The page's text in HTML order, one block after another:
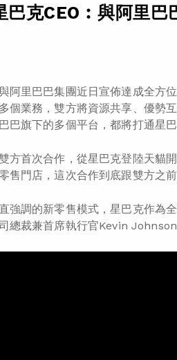
巴克CEO︰與阿里
阿里巴巴集團近日宣佈達成全方
個業務，雙方將資源共享、優勢
巴旗下的多個平台，都將打通星
方首次合作，從星巴克登陸天貓
售門店，這次合作到底跟雙方之
強調的新零售模式，星巴克作為
總裁兼首席執行官Kevin